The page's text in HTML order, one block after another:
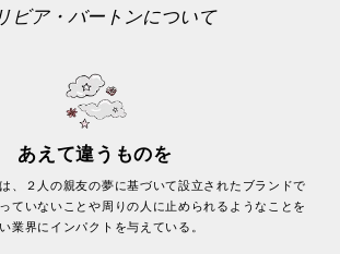
ビア・バートンについて
あえて違うものを
、２人の親友の夢に基づいて設立されたブランドで
ていないことや周りの人に止められるようなことを
業界にインパクトを与えている。